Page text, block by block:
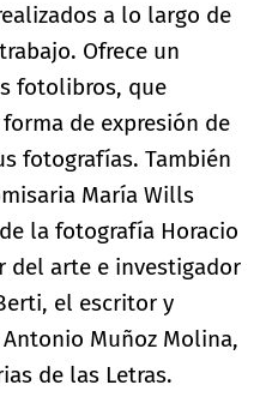
a lo largo de
Ofrece un
fotolibros, que
de expresión de
fotografías. También
María Wills
la fotografía Horacio
del arte e investigador
el escritor y
Muñoz Molina,
de las Letras.